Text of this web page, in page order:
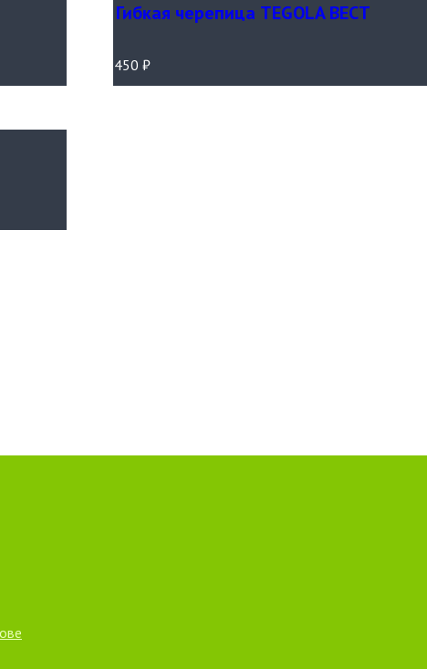
Гибкая черепица TEGOLA ВЕСТ
450 ₽